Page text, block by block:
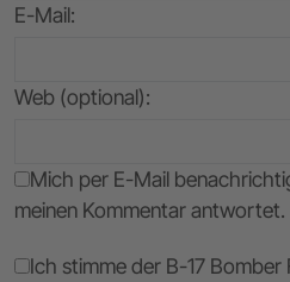
E-Mail:
Web (optional):
Mich per E-Mail
meinen Kommentar antwortet.
Ich stimme der B-17